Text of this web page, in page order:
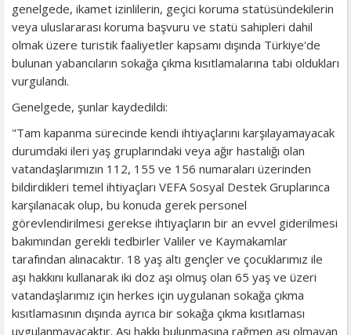
genelgede, ikamet izinlilerin, geçici koruma statüsündekilerin
veya uluslararası koruma başvuru ve statü sahipleri dahil
olmak üzere turistik faaliyetler kapsamı dışında Türkiye'de
bulunan yabancıların sokağa çıkma kısıtlamalarına tabi oldukları
vurgulandı.
Genelgede, şunlar kaydedildi:
"Tam kapanma sürecinde kendi ihtiyaçlarını karşılayamayacak
durumdaki ileri yaş gruplarındaki veya ağır hastalığı olan
vatandaşlarımızın 112, 155 ve 156 numaraları üzerinden
bildirdikleri temel ihtiyaçları VEFA Sosyal Destek Gruplarınca
karşılanacak olup, bu konuda gerek personel
görevlendirilmesi gerekse ihtiyaçların bir an evvel giderilmesi
bakımından gerekli tedbirler Valiler ve Kaymakamlar
tarafından alınacaktır. 18 yaş altı gençler ve çocuklarımız ile
aşı hakkını kullanarak iki doz aşı olmuş olan 65 yaş ve üzeri
vatandaşlarımız için herkes için uygulanan sokağa çıkma
kısıtlamasının dışında ayrıca bir sokağa çıkma kısıtlaması
uygulanmayacaktır. Aşı hakkı bulunmasına rağmen aşı olmayan